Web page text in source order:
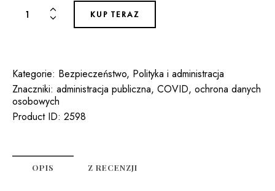
ilość
WYBRANE
DANYCH
OSOBOWYCH
W
ADMINISTRACJI
I
BIZNESIE
KUP TERAZ
Kategorie: Bezpieczeństwo, Polityka i administracja
Znaczniki: administracja publiczna, COVID, ochrona danych
osobowych
Product ID: 2598
OPIS Z RECENZJI